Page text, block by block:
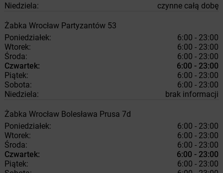
Niedziela:
czynne całą dobę
Żabka Wrocław Partyzantów 53
Poniedziałek:
6:00 - 23:00
Wtorek:
6:00 - 23:00
Środa:
6:00 - 23:00
Czwartek:
6:00 - 23:00
Piątek:
6:00 - 23:00
Sobota:
6:00 - 23:00
Niedziela:
brak informacji
Żabka Wrocław Bolesława Prusa 7d
Poniedziałek:
6:00 - 23:00
Wtorek:
6:00 - 23:00
Środa:
6:00 - 23:00
Czwartek:
6:00 - 23:00
Piątek:
6:00 - 23:00